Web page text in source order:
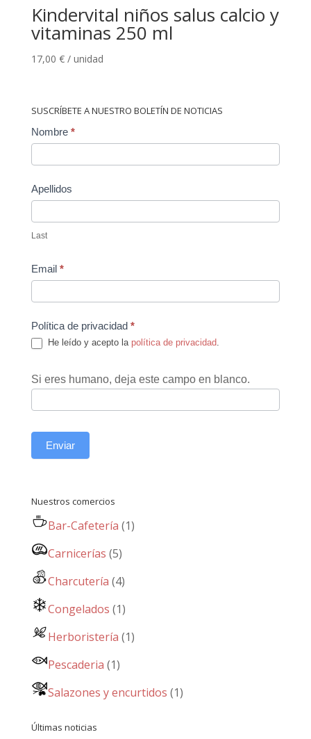
Kindervital niños salus calcio y
vitaminas 250 ml
17,00 € / unidad
SUSCRÍBETE A NUESTRO BOLETÍN DE NOTICIAS
Contact
Nombre *
Apellidos
Last
Email *
Política de privacidad *
He leído y acepto la política de privacidad
Si eres humano, deja este campo en blanco.
Enviar
Nuestros comercios
Bar-Cafetería (1)
Carnicerías (5)
Charcutería (4)
Congelados (1)
Herboristería (1)
Pescaderia (1)
Salazones y encurtidos (1)
Últimas noticias